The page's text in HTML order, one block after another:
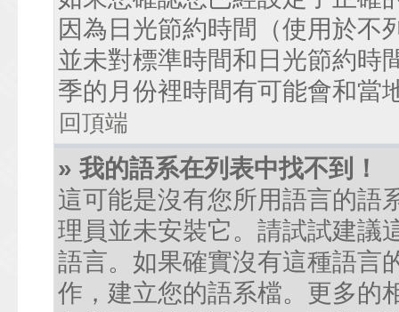
因為日光節約時間（使用於不
並未對標準時間和日光節約時
季的月份裡時間有可能會和當
回頂端
» 我的語系在列表中找不到！
這可能是沒有您所用語言的語
理員並未安裝它。請試試建議
語言。如果確實沒有這種語言
作，建立您的語系檔。更多的